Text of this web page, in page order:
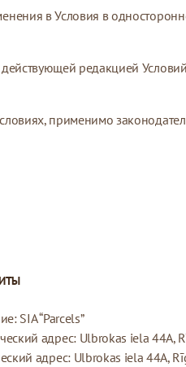
в Условия в
редакцией
применимо
SIA “Parcels”
адрес: Ulbrokas iela 44A,
адрес: Ulbrokas iela 44A,